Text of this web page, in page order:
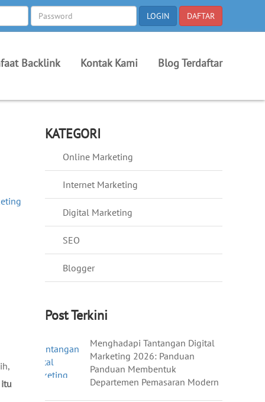
Backlink Kontak Kami Blog Terdaftar
itu
KATEGORI
Online Marketing
Internet Marketing
Digital Marketing
SEO
Blogger
Post Terkini
Menghadapi Tantangan Digital
Marketing 2026: Panduan
Panduan Membentuk
Departemen Pemasaran Modern